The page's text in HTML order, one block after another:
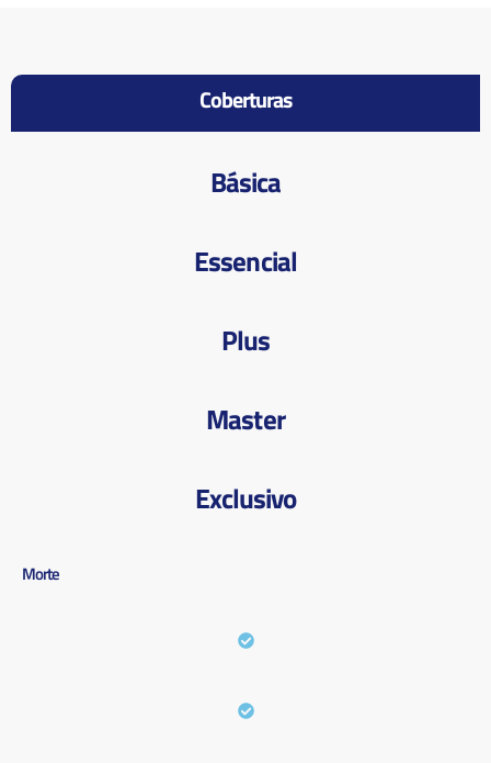
Coberturas
Básica
Essencial
Plus
Master
Exclusivo
Morte